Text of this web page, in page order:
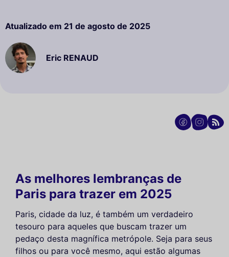
Atualizado em 21 de agosto de 2025
Eric RENAUD
As melhores lembranças de
Paris para trazer em 2025
Paris, cidade da luz, é também um verdadeiro
tesouro para aqueles que buscam trazer um
pedaço desta magnífica metrópole. Seja para seus
filhos ou para você mesmo, aqui estão algumas